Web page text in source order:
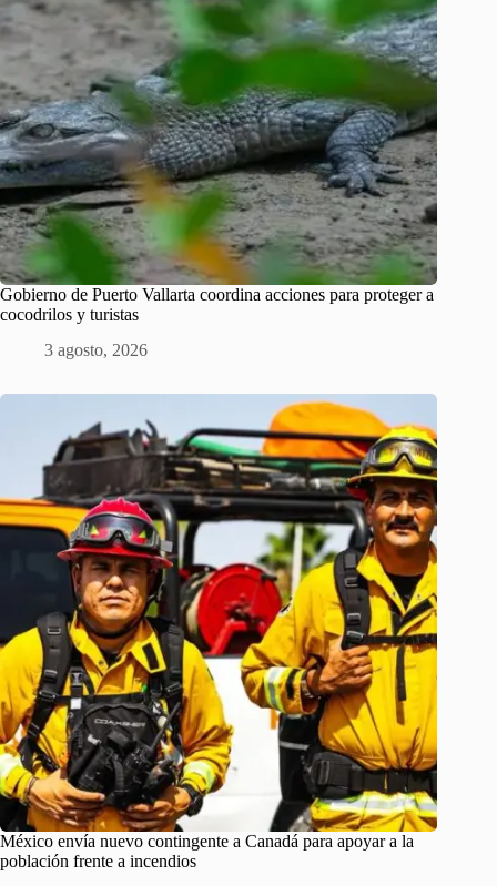
Gobierno de Puerto Vallarta coordina acciones para proteger a
cocodrilos y turistas
3 agosto, 2026
México envía nuevo contingente a Canadá para apoyar a la
población frente a incendios